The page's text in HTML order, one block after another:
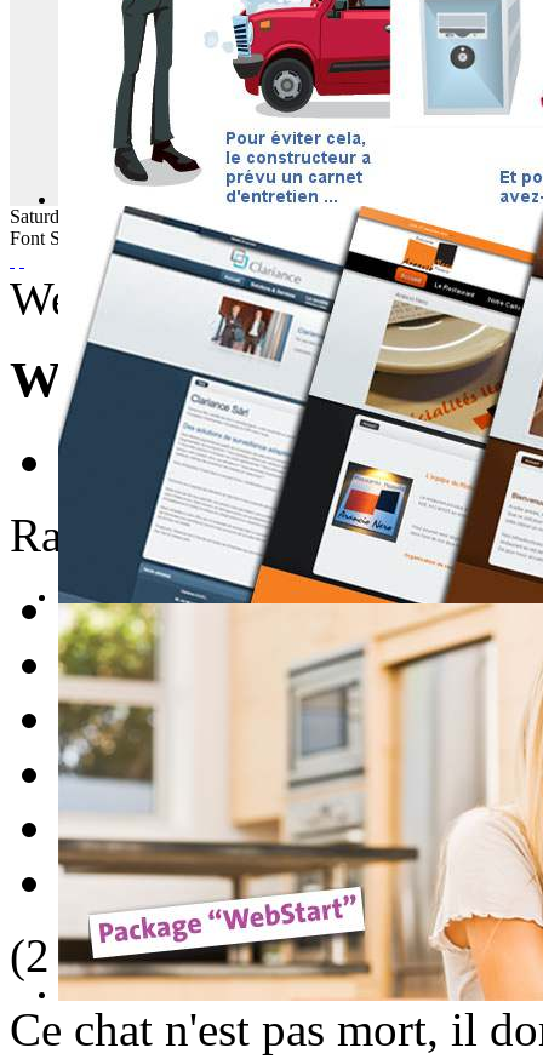
Saturday August 2026
Font Size
Wednesday, 05 October
WebBuzz du 05/10/
E-mail
Rate this item
1
2
3
4
5
(2 votes)
Ce chat n'est pas mort, il